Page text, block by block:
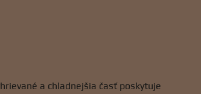
a chladnejšia časť poskytuje